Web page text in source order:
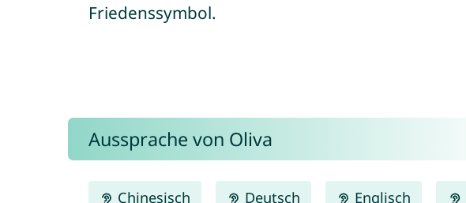
Friedenssymbol.
Aussprache von Oliva
Chinesisch Deutsch Englisch